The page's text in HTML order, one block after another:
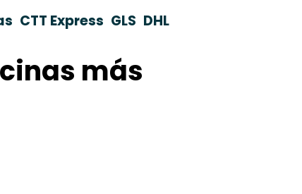
CTT Express GLS DHL
más